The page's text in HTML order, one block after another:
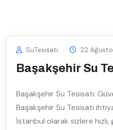
SuTesisati 22
Başakşehir Su
Başakşehir Su Tesisatı:
Başakşehir Su Tesisatı
İstanbul olarak sizlere